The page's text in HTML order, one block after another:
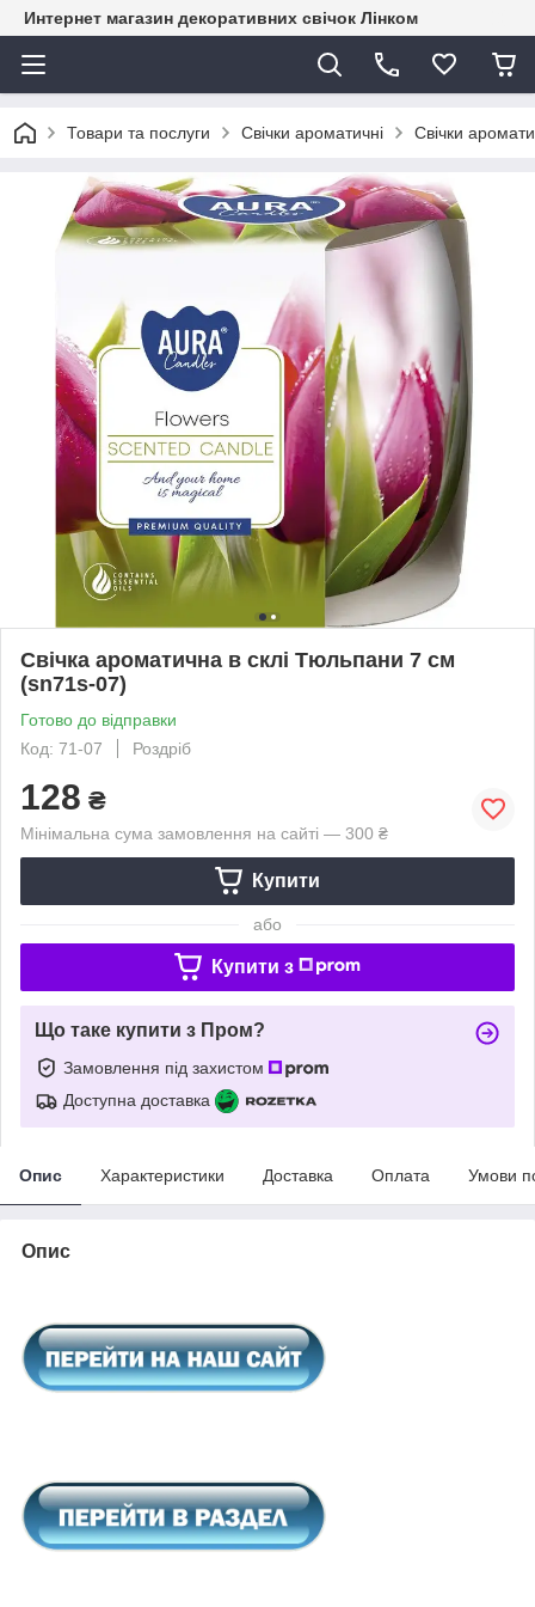
Интернет магазин декоративних свічок Лінком
Товари та послуги Свічки ароматичні Свічки
Свічка ароматична в склі Тюльпани 7 см
(sn71s-07)
Готово до відправки
Код: 71-07
Роздріб
128 ₴
Мінімальна сума замовлення на сайті — 300 ₴
Купити
або
Купити з
Що таке купити з Пром?
Замовлення під захистом
Доступна доставка
Опис Характеристики Доставка Оплата Умови
Опис